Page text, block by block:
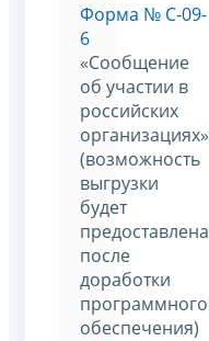
Форма № С-09-
6
«Сообщение
об участии в
российских
организациях»
(возможность
выгрузки
будет
предоставлена
после
доработки
программного
обеспечения)